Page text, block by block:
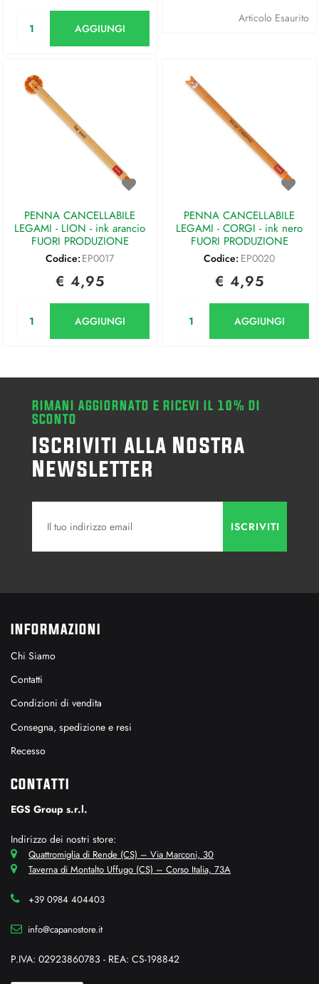
AGGIUNGI
Articolo Esaurito
PENNA CANCELLABILE
LEGAMI - LION - ink arancio
FUORI PRODUZIONE
Codice: EP0017
€ 4,95
AGGIUNGI
PENNA CANCELLABILE
LEGAMI - CORGI - ink nero
FUORI PRODUZIONE
Codice: EP0020
€ 4,95
AGGIUNGI
RIMANI AGGIORNATO E RICEVI IL 10% DI
SCONTO
Iscriviti alla Nostra
Newsletter
INFORMAZIONI
Chi Siamo
Contatti
Condizioni di vendita
Consegna, spedizione e resi
Recesso
CONTATTI
EGS Group s.r.l.
Indirizzo dei nostri store:
Quattromiglia di Rende (CS) – Via Marconi, 30
Taverna di Montalto Uffugo (CS) – Corso Italia, 73A
+39 0984 404403
info@capanostore.it
P.IVA: 02923860783 - REA: CS-198842